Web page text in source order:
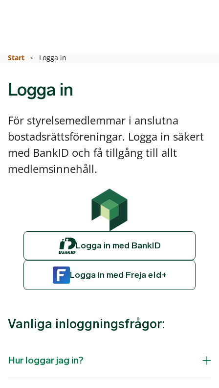
Start Logga in
Logga in
För styrelsemedlemmar i anslutna
bostadsrättsföreningar. Logga in säkert
med BankID och få tillgång till allt
medlemsinnehåll.
Logga in med BankID
Logga in med Freja eId+
Vanliga inloggningsfrågor:
Hur loggar jag in?